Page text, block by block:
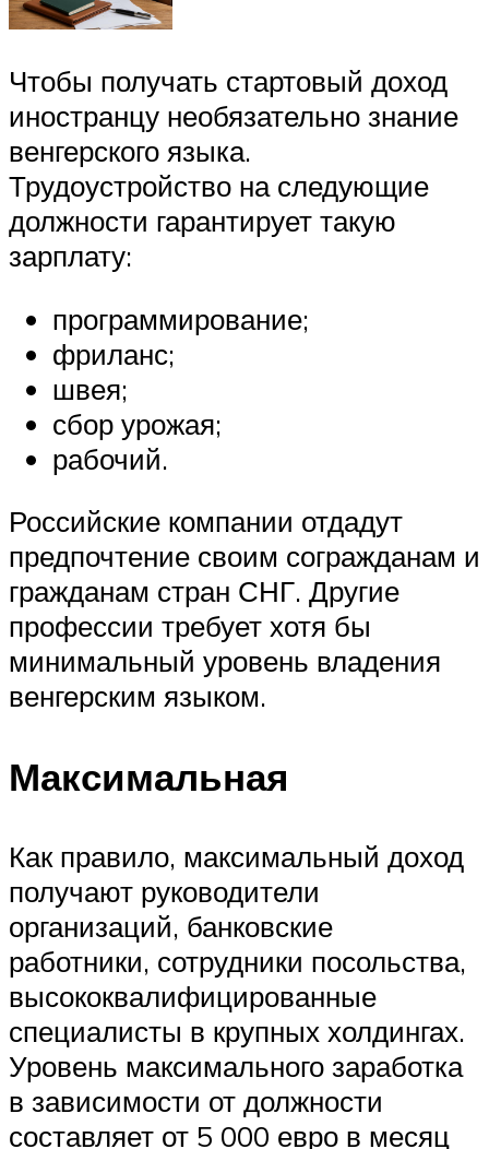
Чтобы получать стартовый доход
иностранцу необязательно знание
венгерского языка.
Трудоустройство на следующие
должности гарантирует такую
зарплату:
программирование;
фриланс;
швея;
сбор урожая;
рабочий.
Российские компании отдадут
предпочтение своим согражданам и
гражданам стран СНГ. Другие
профессии требует хотя бы
минимальный уровень владения
венгерским языком.
Максимальная
Как правило, максимальный доход
получают руководители
организаций, банковские
работники, сотрудники посольства,
высококвалифицированные
специалисты в крупных холдингах.
Уровень максимального заработка
в зависимости от должности
составляет от 5 000 евро в месяц